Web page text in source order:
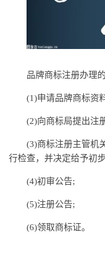
品牌商标注册办理
(1)申请品牌商标资
(2)向商标局提出注
(3)商标注册主管机
行检查，并决定给予初
(4)初审公告;
(5)注册公告;
(6)领取商标证。